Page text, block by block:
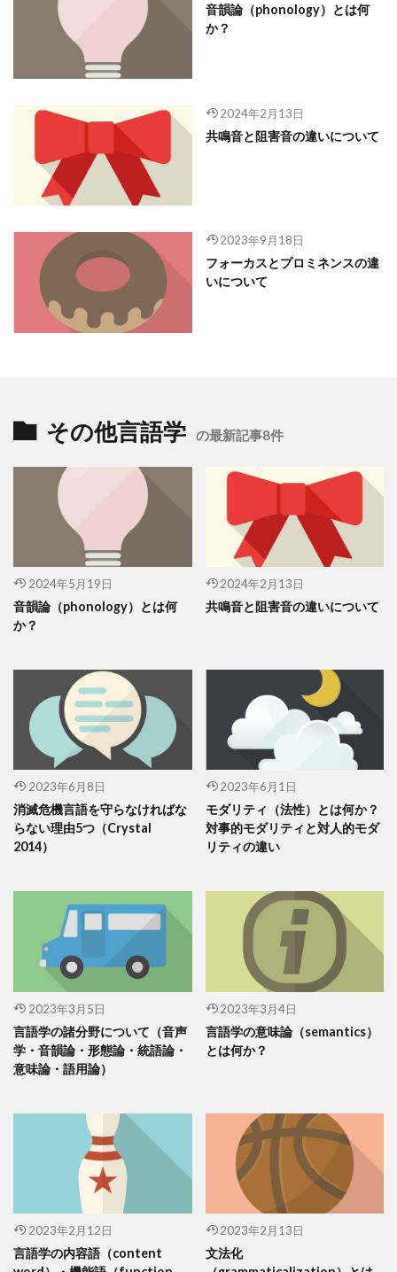
音韻論（phonology）とは何
か？
2024年2月13日
共鳴音と阻害音の違いについて
2023年9月18日
フォーカスとプロミネンスの違
いについて
その他言語学 の最新記事8件
2024年5月19日
音韻論（phonology）とは何
か？
2024年2月13日
共鳴音と阻害音の違いについて
2023年6月8日
消滅危機言語を守らなければな
らない理由5つ（Crystal
2014）
2023年6月1日
モダリティ（法性）とは何か？
対事的モダリティと対人的モダ
リティの違い
2023年3月5日
言語学の諸分野について（音声
学・音韻論・形態論・統語論・
意味論・語用論）
2023年3月4日
言語学の意味論（semantics）
とは何か？
2023年2月12日
言語学の内容語（content
2023年2月13日
文法化